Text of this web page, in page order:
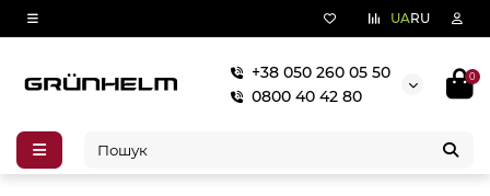
UARU
+38 050 260 05 50
0800 40 42 80
0